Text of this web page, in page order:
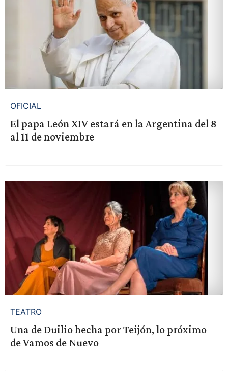
OFICIAL
El papa León XIV estará en la Argentina del 8
al 11 de noviembre
TEATRO
Una de Duilio hecha por Teijón, lo próximo
de Vamos de Nuevo